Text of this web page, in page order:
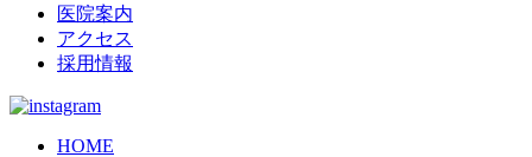
医院案内
アクセス
採用情報
HOME